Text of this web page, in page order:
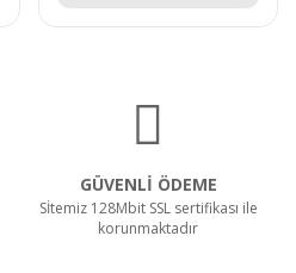
GÜVENLİ ÖDEME
Sİtemiz 128Mbit SSL sertifikası ile
korunmaktadır